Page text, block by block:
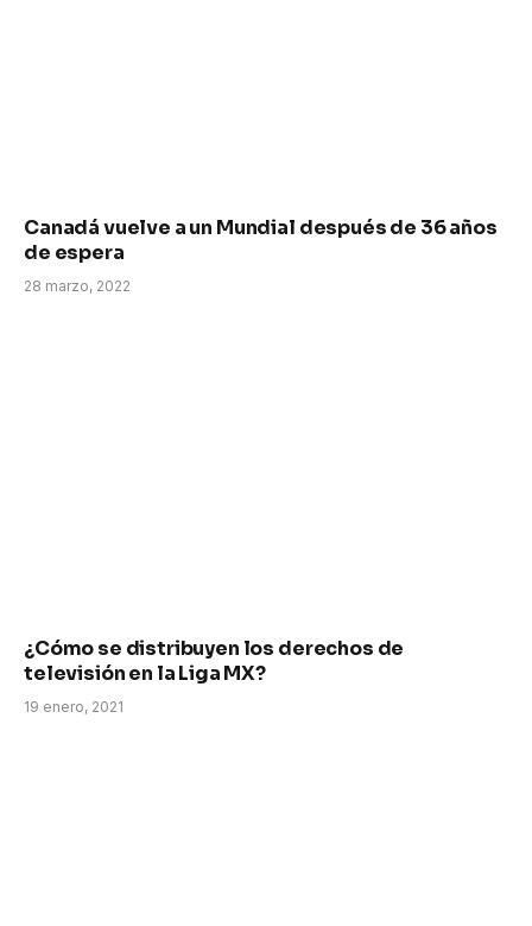
Canadá vuelve a un Mundial después de 36 años
de espera
28 marzo, 2022
¿Cómo se distribuyen los derechos de
televisión en la Liga MX?
19 enero, 2021